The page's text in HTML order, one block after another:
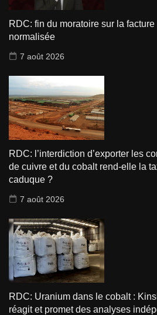
RDC: fin du moratoire sur la facture
normalisée
7 août 2026
RDC: l’interdiction d’exporter les
de cuivre et du cobalt rend-elle la
caduque ?
7 août 2026
RDC: Uranium dans le cobalt :
réagit et promet des analyses